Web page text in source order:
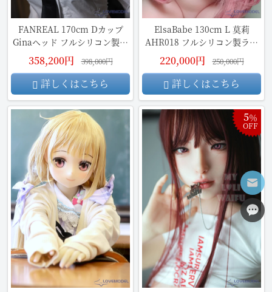
FANREAL 170cm Dカップ
Ginaヘッド フルシリコン製ラ
ブドール
358,200円 398,000円
詳しくはこちら
ElsaBabe 130cm L 莫莉
AHR018 フルシリコン製ラブ
ドール
220,000円 250,000円
詳しくはこちら
5％
OFF